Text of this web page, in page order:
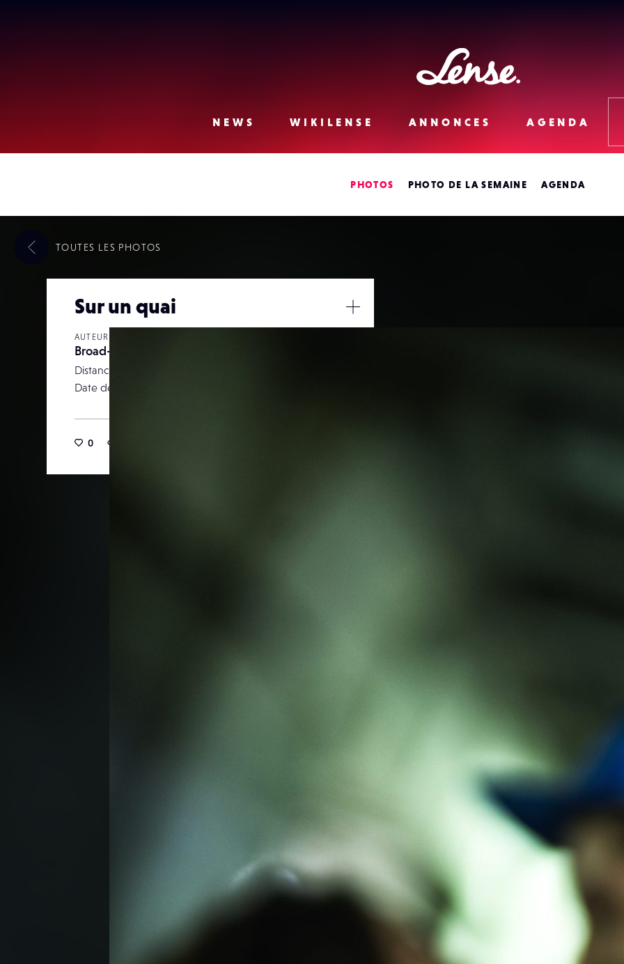
Lense
NEWS
WIKILENSE ANNONCES AGENDA
PHOTOS PHOTO DE LA SEMAINE AGENDA
Sur un quai
AUTEUR
Broad-bill
Distance focale
Date de publication
0
TOUTES LES PHOTOS